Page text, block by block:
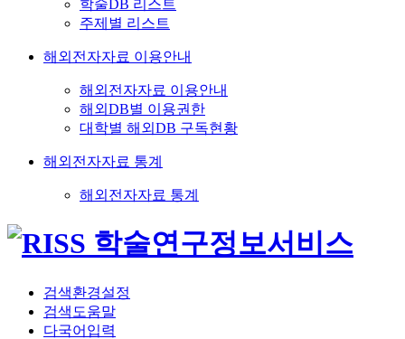
학술DB 리스트
주제별 리스트
해외전자자료 이용안내
해외전자자료 이용안내
해외DB별 이용권한
대학별 해외DB 구독현황
해외전자자료 통계
해외전자자료 통계
검색환경설정
검색도움말
다국어입력